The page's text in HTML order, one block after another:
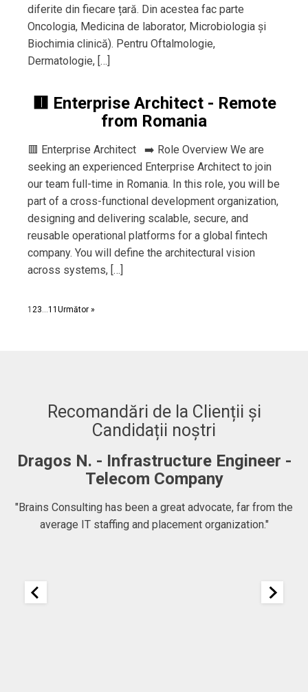
diferite din fiecare țară. Din acestea fac parte
Oncologia, Medicina de laborator, Microbiologia și
Biochimia clinică). Pentru Oftalmologie,
Dermatologie, […]
🟥 Enterprise Architect - Remote
from Romania
🟥 Enterprise Architect ➡️ Role Overview We are
seeking an experienced Enterprise Architect to join
our team full-time in Romania. In this role, you will be
part of a cross-functional development organization,
designing and delivering scalable, secure, and
reusable operational platforms for a global fintech
company. You will define the architectural vision
across systems, […]
1 23…11 Următor »
Recomandări de la Clienții și
Candidații noștri
Dragos N. - Infrastructure Engineer -
Telecom Company
"Brains Consulting has been a great advocate, far from the
average IT staffing and placement organization."